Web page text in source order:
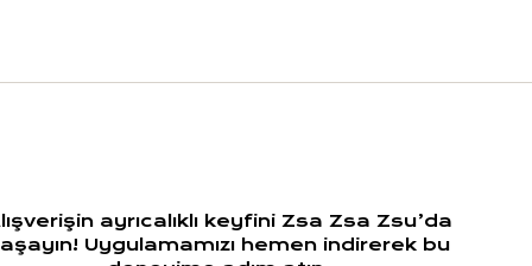
kadının ruh halini ve enerjisini yansıtan birer sanat
desen uygulamalarına kadar her detay, kadının
%100 pamuk elbise seçenekleri doğal ve nefes alabilir
şekilde ortaya çıkaracak şekilde tasarlanır ve her
ayrıcalıklı keyfini Zsa Zsa Zsu’da
Uygulamamızı hemen indirerek bu